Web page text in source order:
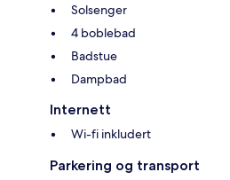
Solsenger
4 boblebad
Badstue
Dampbad
Internett
Wi-fi inkludert
Parkering og transport